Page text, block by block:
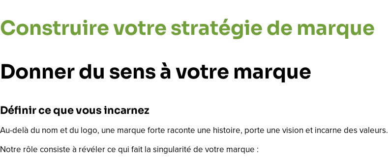
Construire votre stratégie de marque
Donner du sens à votre marque
Définir ce que vous incarnez
Au-delà du nom et du logo, une marque forte raconte une histoire, porte une vision et incarne des valeurs.
Notre rôle consiste à révéler ce qui fait la singularité de votre marque :